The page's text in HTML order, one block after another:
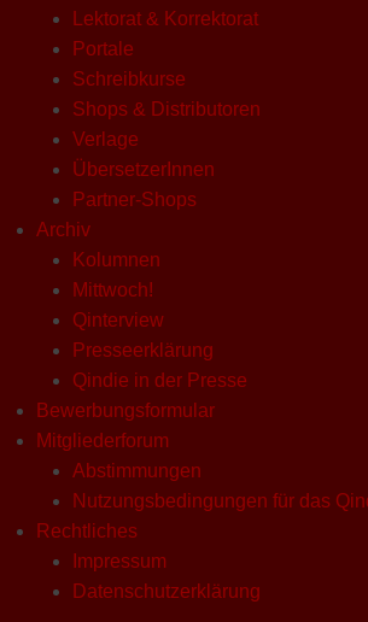
Lektorat & Korrektorat
Portale
Schreibkurse
Shops & Distributoren
Verlage
ÜbersetzerInnen
Partner-Shops
Archiv
Kolumnen
Mittwoch!
Qinterview
Presseerklärung
Qindie in der Presse
Bewerbungsformular
Mitgliederforum
Abstimmungen
Nutzungsbedingungen für das
Rechtliches
Impressum
Datenschutzerklärung